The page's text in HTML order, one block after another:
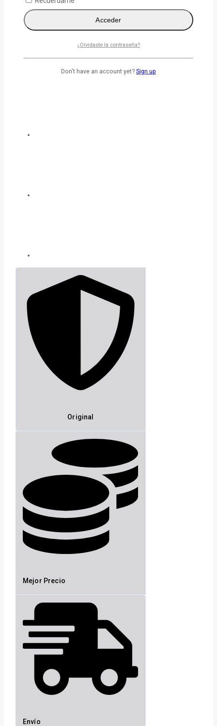
Original
Mejor Precio
Envío
Acceder
¿Olvidaste la contraseña?
Don't have an account yet? Sign up